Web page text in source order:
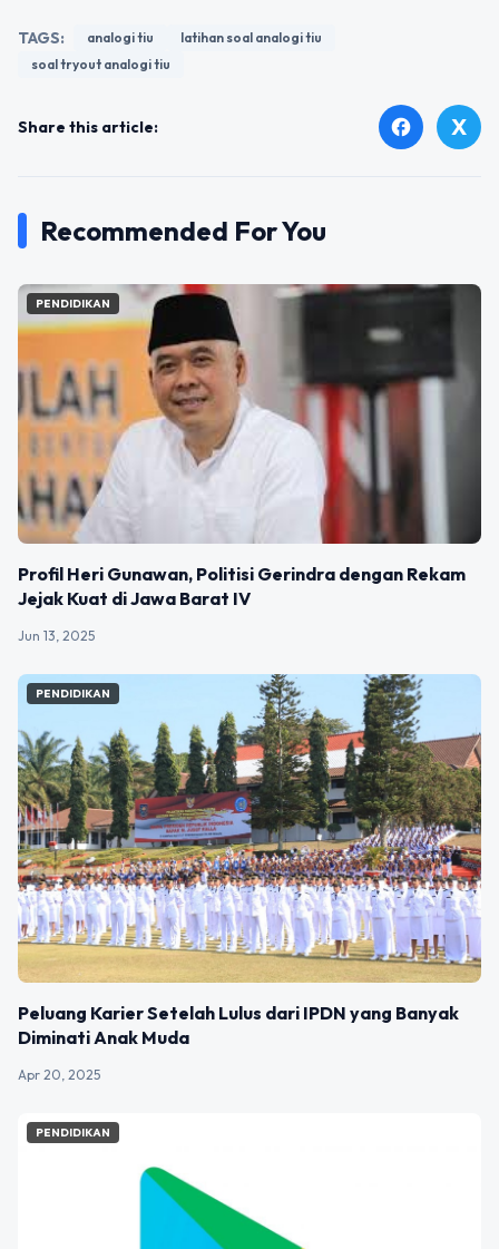
TAGS: analogi tiu
latihan soal analogi tiu
soal tryout analogi tiu
Share this article: facebook X
Recommended For You
PENDIDIKAN
Profil Heri Gunawan, Politisi Gerindra dengan Rekam
Jejak Kuat di Jawa Barat IV
Jun 13, 2025
PENDIDIKAN
Peluang Karier Setelah Lulus dari IPDN yang Banyak
Diminati Anak Muda
Apr 20, 2025
PENDIDIKAN